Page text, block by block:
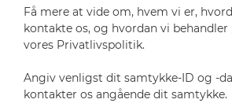
Få mere at vide om, hvem vi er,
kontakte os, og hvordan vi behandler
vores Privatlivspolitik.
Angiv venligst dit samtykke-ID og -
kontakter os angående dit samtykke.